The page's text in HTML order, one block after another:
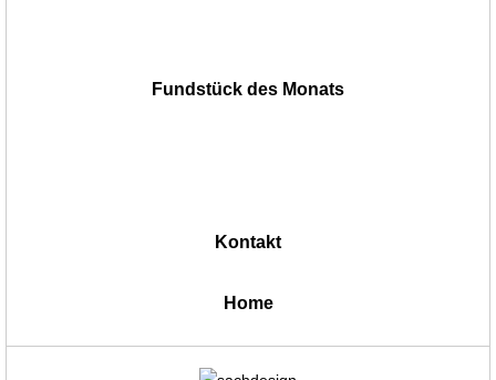
Fundstück des Monats
Kontakt
Home